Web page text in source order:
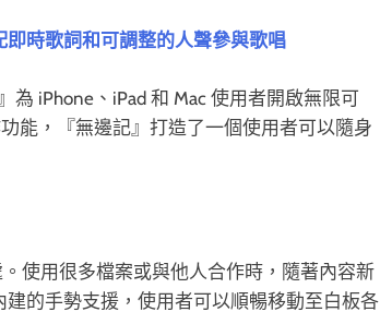
即時歌詞和可調整的人聲參與歌唱
為 iPhone、iPad 和 Mac 使用者開啟無限可
能，『無邊記』打造了一個使用者可以隨身
使用很多檔案或與他人合作時，隨著內容新
的手勢支援，使用者可以順暢移動至白板各